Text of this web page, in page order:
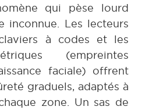
qui pèse lourd
inconnue. Les lecteurs
à codes et les
(empreintes
faciale) offrent
graduels, adaptés à
zone. Un sas de